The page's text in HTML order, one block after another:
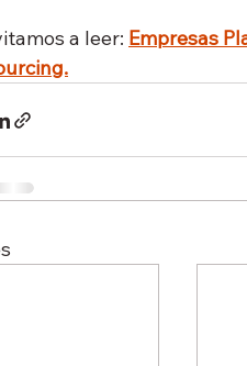
a leer: Empresas